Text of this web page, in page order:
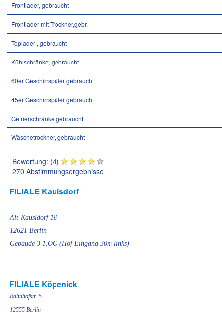
Frontlader, gebraucht
Frontlader mit Trockner,gebr.
Toplader , gebraucht
Kühlschränke, gebraucht
60er Geschirrspüler gebraucht
45er Geschirrspüler gebraucht
Gefrierschränke gebraucht
Wäschetrockner, gebraucht
Bewertung: (4)
270 Abstimmungsergebnisse
FILIALE Kaulsdorf
Alt-Kausldorf 18
12621 Berlin
Gebäude 3 1.OG (Hof Eingang 30m links)
FILIALE Köpenick
Bahnhofstr. 5
12555 Berlin